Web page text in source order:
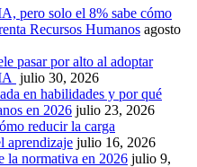
pero solo el 8% sabe cómo
Recursos Humanos agosto
pasar por alto al adoptar
julio 30, 2026
en habilidades y por qué
en 2026 julio 23, 2026
reducir la carga
aprendizaje julio 16, 2026
la normativa en 2026 julio 9,